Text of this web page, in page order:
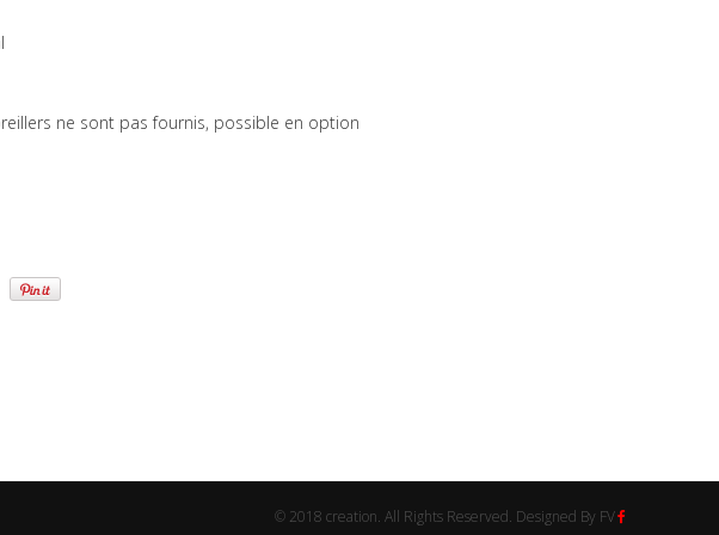
ne sont pas fournis, possible en option
© 2018 creation. All Rights Reserved. Designed By FV